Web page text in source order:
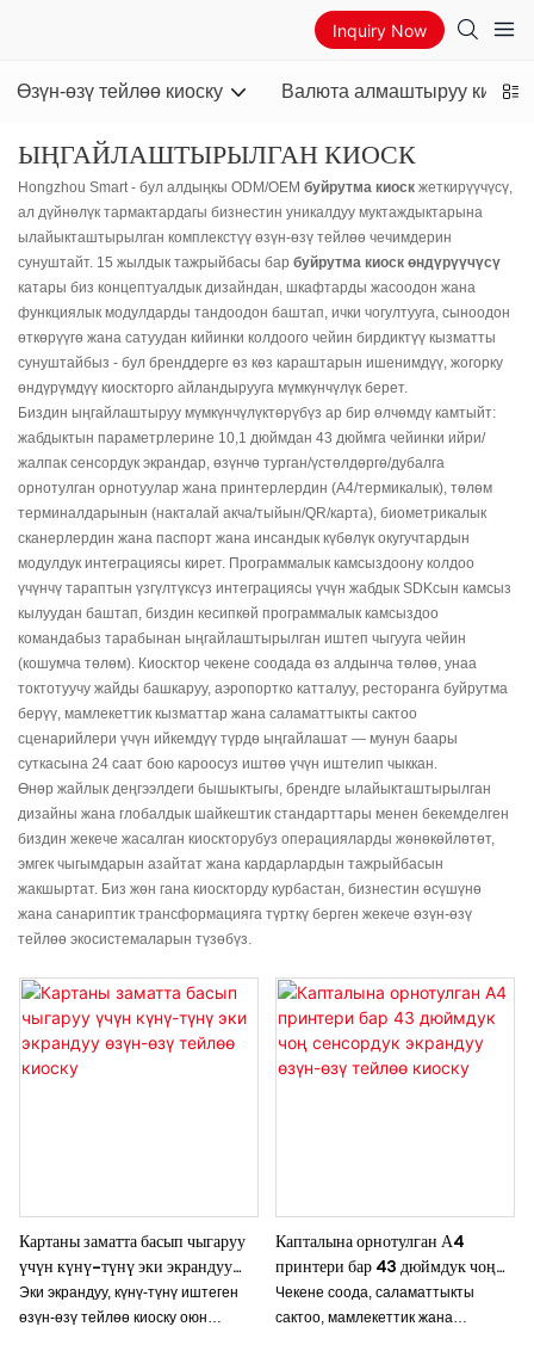
Inquiry Now
Өзүн-өзү тейлөө киоску Валюта алмаштыруу киоску
ЫҢГАЙЛАШТЫРЫЛГАН КИОСК
Hongzhou Smart - бул алдыңкы ODM/OEM буйрутма киоск жеткирүүчүсү,
ал дүйнөлүк тармактардагы бизнестин уникалдуу муктаждыктарына
ылайыкташтырылган комплекстүү өзүн-өзү тейлөө чечимдерин
сунуштайт. 15 жылдык тажрыйбасы бар буйрутма киоск өндүрүүчүсү
катары биз концептуалдык дизайндан, шкафтарды жасоодон жана
функциялык модулдарды тандоодон баштап, ички чогултууга, сыноодон
өткөрүүгө жана сатуудан кийинки колдоого чейин бирдиктүү кызматты
сунуштайбыз - бул бренддерге өз көз караштарын ишенимдүү, жогорку
өндүрүмдүү киоскторго айландырууга мүмкүнчүлүк берет.
Биздин ыңгайлаштыруу мүмкүнчүлүктөрүбүз ар бир өлчөмдү камтыйт:
жабдыктын параметрлерине 10,1 дюймдан 43 дюймга чейинки ийри/
жалпак сенсордук экрандар, өзүнчө турган/үстөлдөргө/дубалга
орнотулган орнотуулар жана принтерлердин (A4/термикалык), төлөм
терминалдарынын (накталай акча/тыйын/QR/карта), биометрикалык
сканерлердин жана паспорт жана инсандык күбөлүк окугучтардын
модулдук интеграциясы кирет. Программалык камсыздоону колдоо
үчүнчү тараптын үзгүлтүксүз интеграциясы үчүн жабдык SDKсын камсыз
кылуудан баштап, биздин кесипкөй программалык камсыздоо
командабыз тарабынан ыңгайлаштырылган иштеп чыгууга чейин
(кошумча төлөм). Киосктор чекене соодада өз алдынча төлөө, унаа
токтотуучу жайды башкаруу, аэропортко катталуу, ресторанга буйрутма
берүү, мамлекеттик кызматтар жана саламаттыкты сактоо
сценарийлери үчүн ийкемдүү түрдө ыңгайлашат — мунун баары
суткасына 24 саат бою кароосуз иштөө үчүн иштелип чыккан.
Өнөр жайлык деңгээлдеги бышыктыгы, брендге ылайыкташтырылган
дизайны жана глобалдык шайкештик стандарттары менен бекемделген
биздин жекече жасалган киоскторубуз операцияларды жөнөкөйлөтөт,
эмгек чыгымдарын азайтат жана кардарлардын тажрыйбасын
жакшыртат. Биз жөн гана киоскторду курбастан, бизнестин өсүшүнө
жана санариптик трансформацияга түрткү берген жекече өзүн-өзү
тейлөө экосистемаларын түзөбүз.
Картаны заматта басып чыгаруу
үчүн күнү-түнү эки экрандуу
өзүн-өзү тейлөө киоску
Эки экрандуу, күнү-түнү иштеген
өзүн-өзү тейлөө киоску оюн
Капталына орнотулган А4
принтери бар 43 дюймдук чоң
сенсордук экрандуу өзүн-өзү
тейлөө киоску
Чекене соода, саламаттыкты
сактоо, мамлекеттик жана